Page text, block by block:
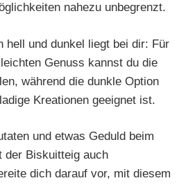
nahezu unbegrenzt.
hell und dunkel liegt bei dir: Für
Genuss kannst du die
während die dunkle Option
Kreationen geeignet ist.
und etwas Geduld beim
der Biskuitteig auch
dich darauf vor, mit diesem